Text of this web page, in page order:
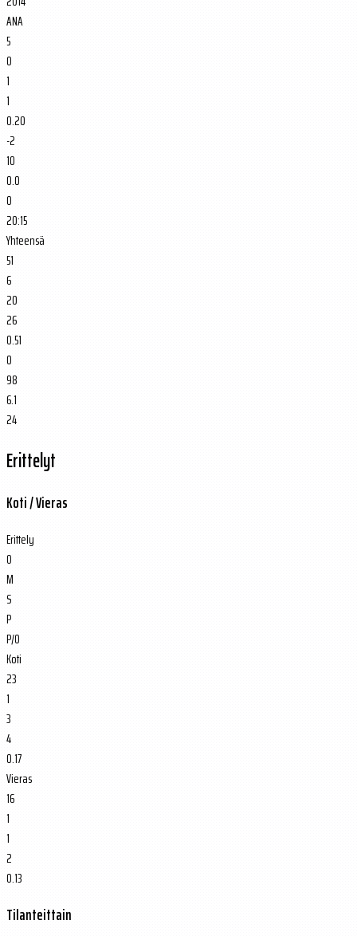
ANA
5
0
1
1
0.20
-2
10
0.0
0
20:15
Yhteensä
51
6
20
26
0.51
0
98
6.1
24
Erittelyt
Koti / Vieras
Erittely
O
M
S
P
P/O
Koti
23
1
3
4
0.17
Vieras
16
1
1
2
0.13
Tilanteittain